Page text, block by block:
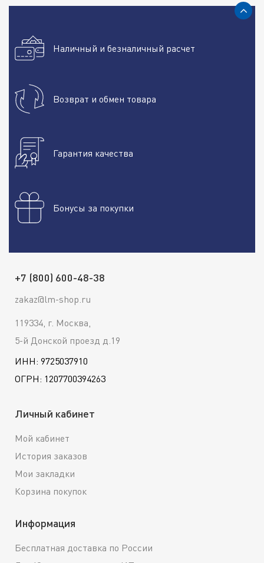
Наличный и безналичный расчет
Возврат и обмен товара
Гарантия качества
Бонусы за покупки
+7 (800) 600-48-38
zakaz@lm-shop.ru
119334, г. Москва,
5-й Донской проезд д.19
ИНН: 9725037910
ОГРН: 1207700394263
Личный кабинет
Мой кабинет
История заказов
Мои закладки
Корзина покупок
Информация
Бесплатная доставка по России